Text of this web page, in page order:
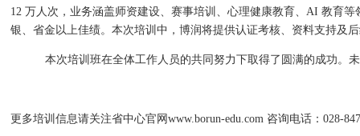
12 万人次，业务涵盖师资建设、赛事培训、心理健康教育、AI 教育
银、省金以上佳绩。本次培训中，博润将提供认证考核、资料支持及
本次培训班在全体工作人员的共同努力下取得了圆满的成功。
更多培训信息请关注省中心官网 www.borun-edu.com 咨询电话：028-